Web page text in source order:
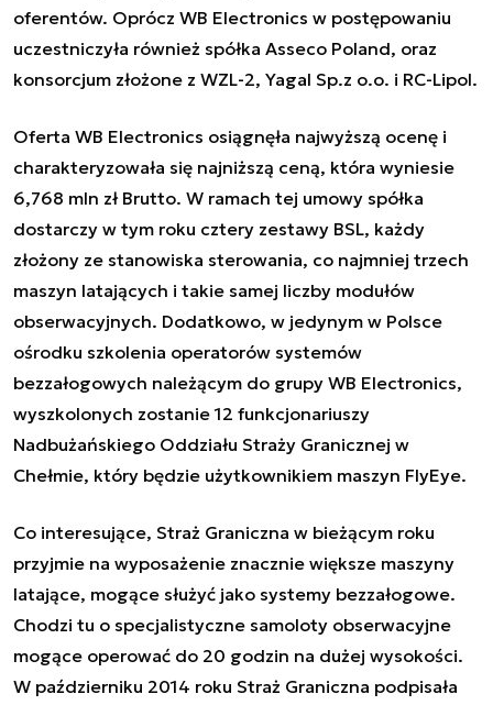
oferentów. Oprócz WB Electronics w postępowaniu
uczestniczyła również spółka Asseco Poland, oraz
konsorcjum złożone z WZL-2, Yagal Sp.z o.o. i RC-Lipol.
Oferta WB Electronics osiągnęła najwyższą ocenę i
charakteryzowała się najniższą ceną, która wyniesie
6,768 mln zł Brutto. W ramach tej umowy spółka
dostarczy w tym roku cztery zestawy BSL, każdy
złożony ze stanowiska sterowania, co najmniej trzech
maszyn latających i takie samej liczby modułów
obserwacyjnych. Dodatkowo, w jedynym w Polsce
ośrodku szkolenia operatorów systemów
bezzałogowych należącym do grupy WB Electronics,
wyszkolonych zostanie 12 funkcjonariuszy
Nadbużańskiego Oddziału Straży Granicznej w
Chełmie, który będzie użytkownikiem maszyn FlyEye.
Co interesujące, Straż Graniczna w bieżącym roku
przyjmie na wyposażenie znacznie większe maszyny
latające, mogące służyć jako systemy bezzałogowe.
Chodzi tu o specjalistyczne samoloty obserwacyjne
mogące operować do 20 godzin na dużej wysokości.
W październiku 2014 roku Straż Graniczna podpisała